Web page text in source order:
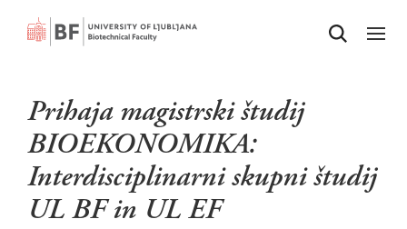
SKIP TO MAIN CONTENTOdpri iskalnik
Odpri
Prihaja magistrski študij
BIOEKONOMIKA:
Interdisciplinarni skupni študij
UL BF in UL EF